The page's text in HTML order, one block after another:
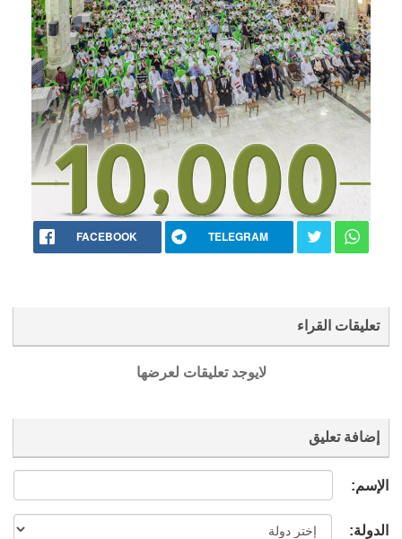
FACEBOOK TELEGRAM
تعليقات القراء
لايوجد تعليقات لعرضها
إضافة تعليق
الإسم:
الدولة: